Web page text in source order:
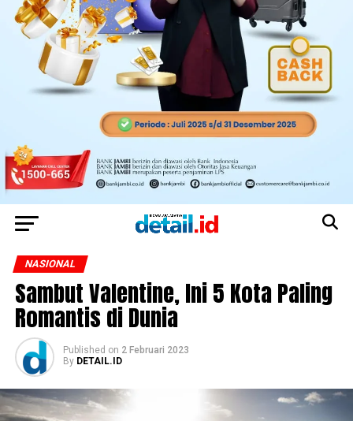
NASIONAL
Sambut Valentine, Ini 5 Kota Paling
Romantis di Dunia
Published on 2 Februari 2023
By DETAIL.ID